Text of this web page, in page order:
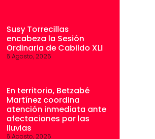
Susy Torrecillas
encabeza la Sesión
Ordinaria de Cabildo XLI
6 Agosto, 2026
En territorio, Betzabé
Martínez coordina
atención inmediata ante
afectaciones por las
lluvias
6 Agosto, 2026